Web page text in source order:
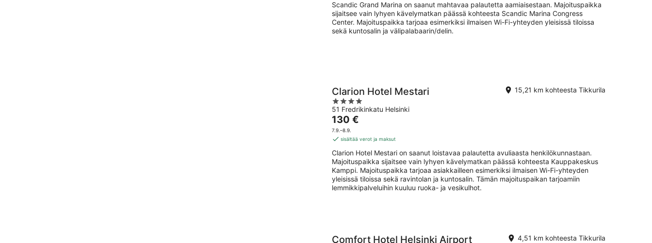
yö
Scandic Grand Marina on saanut mahtavaa palautetta aamiaisestaan. Majoituspaikka
sijaitsee vain lyhyen kävelymatkan päässä kohteesta Scandic Marina Congress
Center. Majoituspaikka tarjoaa esimerkiksi ilmaisen Wi-Fi-yhteyden yleisissä tiloissa
sekä kuntosalin ja välipalabaarin/delin.
Clarion Hotel Mestari
4
out
of
5
51 Fredrikinkatu Helsinki
15,21 km kohteesta Tikkurila
Hinta
on
130 €
yö
130 €
7.9.–8.9.
sisältää verot ja maksut
Clarion Hotel Mestari on saanut loistavaa palautetta avuliaasta henkilökunnastaan.
Majoituspaikka sijaitsee vain lyhyen kävelymatkan päässä kohteesta Kauppakeskus
Kamppi. Majoituspaikka tarjoaa asiakkailleen esimerkiksi ilmaisen Wi-Fi-yhteyden
yleisissä tiloissa sekä ravintolan ja kuntosalin. Tämän majoituspaikan tarjoamiin
lemmikkipalveluihin kuuluu ruoka- ja vesikulhot.
Comfort Hotel Helsinki Airport 4,51 km kohteesta Tikkurila